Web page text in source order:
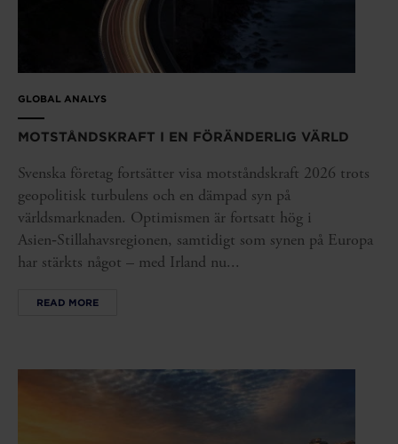
GLOBAL ANALYS
MOTSTÅNDSKRAFT I EN FÖRÄNDERLIG VÄRLD
Svenska företag fortsätter visa motståndskraft 2026 trots
geopolitisk turbulens och en dämpad syn på
världsmarknaden. Optimismen är fortsatt hög i
Asien‑Stillahavsregionen, samtidigt som synen på Europa
har stärkts något – med Irland nu...
READ MORE